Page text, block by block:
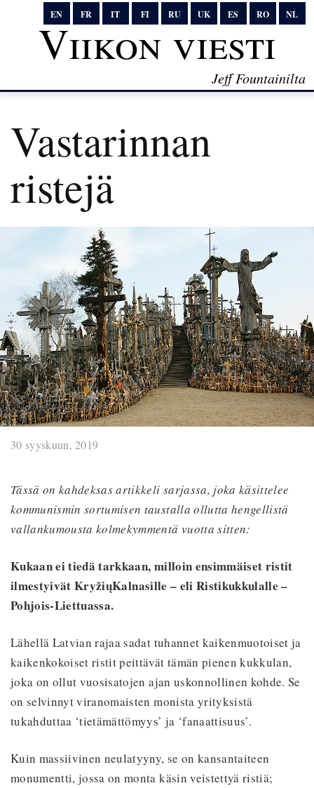
EN FR IT FI RU UK ES RO NL
Viikon viesti
Jeff Fountainilta
Vastarinnan
ristejä
30 syyskuun, 2019
Tässä on kahdeksas artikkeli sarjassa, joka käsittelee
kommunismin sortumisen taustalla ollutta hengellistä
vallankumousta kolmekymmentä vuotta sitten:
Kukaan ei tiedä tarkkaan, milloin ensimmäiset ristit
ilmestyivät KryžiųKalnasille – eli Ristikukkulalle –
Pohjois-Liettuassa.
Lähellä Latvian rajaa sadat tuhannet kaikenmuotoiset ja
kaikenkokoiset ristit peittävät tämän pienen kukkulan,
joka on ollut vuosisatojen ajan uskonnollinen kohde. Se
on selvinnyt viranomaisten monista yrityksistä
tukahduttaa ‘tietämättömyys’ ja ‘fanaattisuus’.
Kuin massiivinen neulatyyny, se on kansantaiteen
monumentti, jossa on monta käsin veistettyä ristiä;